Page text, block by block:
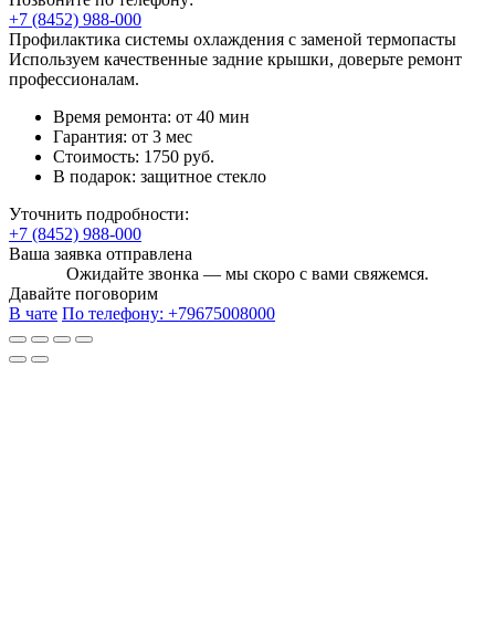
+7 (8452) 988-000
Профилактика системы охлаждения с заменой термопасты
Используем качественные задние крышки, доверьте ремонт
профессионалам.
Время ремонта: от 40 мин
Гарантия: от 3 мес
Стоимость: 1750 руб.
В подарок: защитное стекло
Уточнить подробности:
+7 (8452) 988-000
Ваша заявка отправлена
Ожидайте звонка — мы скоро с вами свяжемся.
Давайте поговорим
В чате По телефону: +79675008000